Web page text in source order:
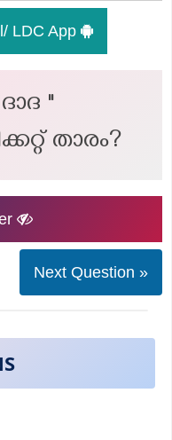
LDC App
"
താരം?
Next Question »